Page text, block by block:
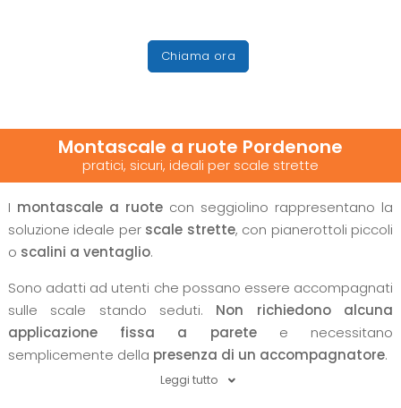
Chiama ora
Montascale a ruote Pordenone
pratici, sicuri, ideali per scale strette
I montascale a ruote con seggiolino rappresentano la
soluzione ideale per scale strette, con pianerottoli piccoli
o scalini a ventaglio.
Sono adatti ad utenti che possano essere accompagnati
sulle scale stando seduti. Non richiedono alcuna
applicazione fissa a paretee necessitano
semplicemente della presenza di un accompagnatore.
Leggi tutto